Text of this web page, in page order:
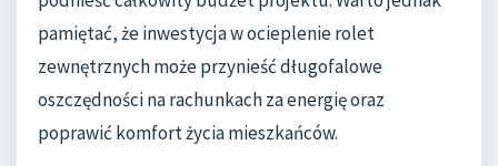
pamiętać, że inwestycja w ocieplenie rolet
zewnętrznych może przynieść długofalowe
oszczędności na rachunkach za energię oraz
poprawić komfort życia mieszkańców.